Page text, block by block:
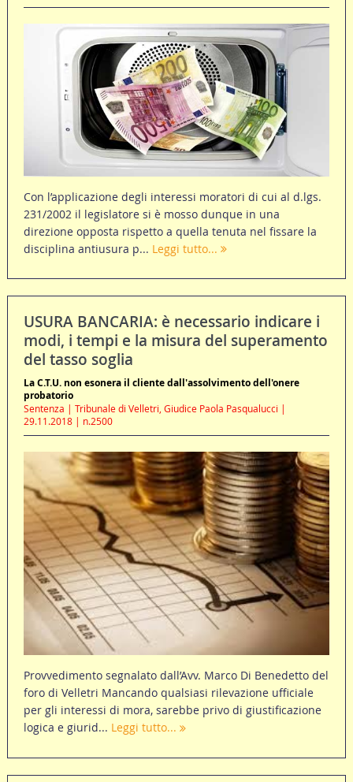
Con l’applicazione degli interessi moratori di cui al d.lgs.
231/2002 il legislatore si è mosso dunque in una
direzione opposta rispetto a quella tenuta nel fissare la
disciplina antiusura p... Leggi tutto...
USURA BANCARIA: è necessario indicare i
modi, i tempi e la misura del superamento
del tasso soglia
La C.T.U. non esonera il cliente dall'assolvimento dell'onere
probatorio
Sentenza | Tribunale di Velletri, Giudice Paola Pasqualucci |
29.11.2018 | n.2500
Provvedimento segnalato dall’Avv. Marco Di Benedetto del
foro di Velletri Mancando qualsiasi rilevazione ufficiale
per gli interessi di mora, sarebbe privo di giustificazione
logica e giurid... Leggi tutto...